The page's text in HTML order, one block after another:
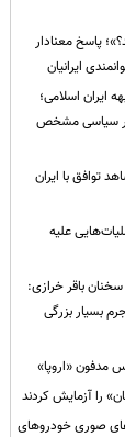
پاسخ معنادار
ایرانیان
ایران اسلامی؛
سیاسی مشخص
توافق با ایران
عملیات‌هایی علیه
باقر خرازی:
بسیار بزرگی
مدفون «اروپا»
را آزمایش کردند
صوری خودروهای